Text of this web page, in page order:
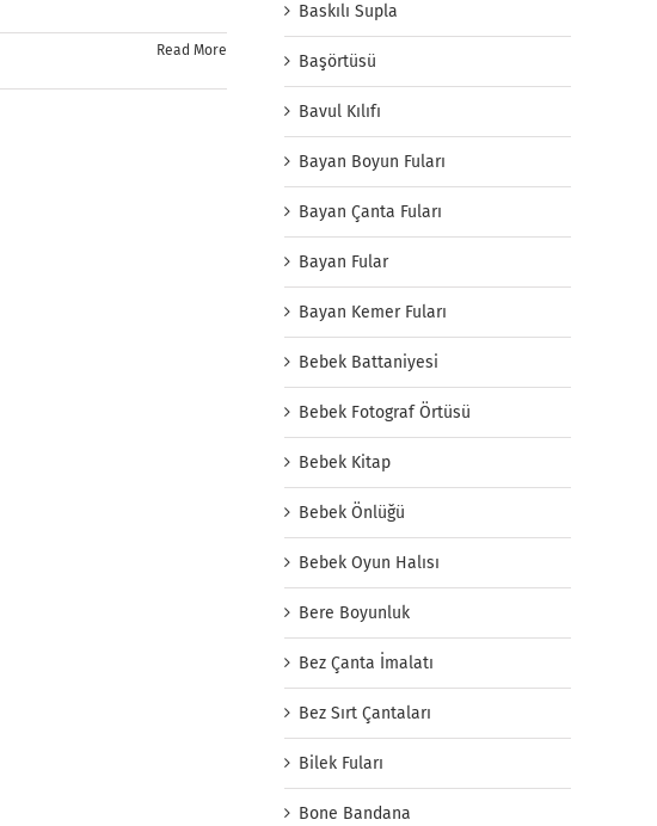
Read More
Baskılı Supla
Başörtüsü
Bavul Kılıfı
Bayan Boyun Fuları
Bayan Çanta Fuları
Bayan Fular
Bayan Kemer Fuları
Bebek Battaniyesi
Bebek Fotograf Örtüsü
Bebek Kitap
Bebek Önlüğü
Bebek Oyun Halısı
Bere Boyunluk
Bez Çanta İmalatı
Bez Sırt Çantaları
Bilek Fuları
Bone Bandana